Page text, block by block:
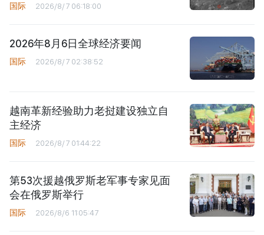
国际 2026/8/7 06:18:00
2026年8月6日全球经济要闻
国际 2026/8/7 02:38:52
越南革新经验助力老挝建设独立自
主经济
国际 2026/8/7 01:44:22
第53次援越俄罗斯老军事专家见面
会在俄罗斯举行
国际 2026/8/6 11:05:47